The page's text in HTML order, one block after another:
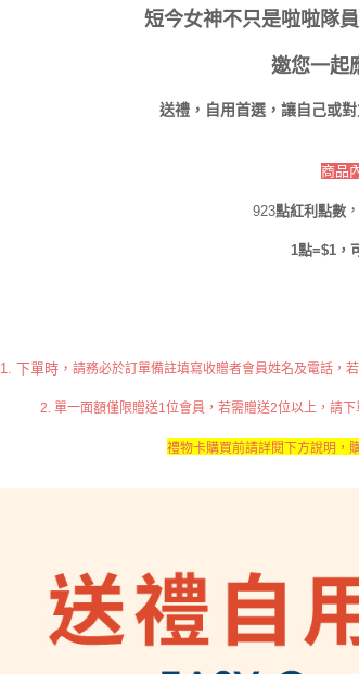
短今女神不只是啦啦隊
邀您一起
送禮，自用首選，讓自己或
商品
923點紅利點數
1點=$1，
1. 下單時， 請務必於訂單備註填寫收贈者會員姓名及電話，
2. 單一面額僅限贈送1位會員，若需贈送2位以上，請
禮物卡購買前請詳閱下方說明，